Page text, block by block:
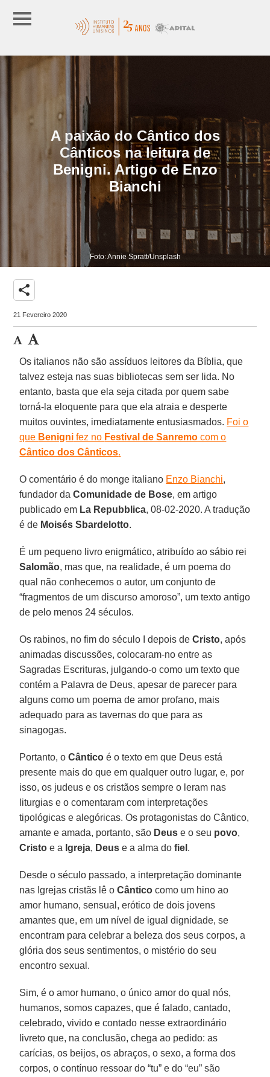
A paixão do Cântico dos
Cânticos na leitura de
Benigni. Artigo de Enzo
Bianchi
Foto: Annie Spratt/Unsplash
share
21 Fevereiro 2020
Os italianos não são assíduos leitores da Bíblia, que
talvez esteja nas suas bibliotecas sem ser lida. No
entanto, basta que ela seja citada por quem sabe
torná-la eloquente para que ela atraia e desperte
muitos ouvintes, imediatamente entusiasmados. Foi o
que Benigni fez no Festival de Sanremo com o
Cântico dos Cânticos.
O comentário é do monge italiano Enzo Bianchi,
fundador daComunidade de Bose, em artigo
publicado em La Repubblica, 08-02-2020. A tradução
é de Moisés Sbardelotto.
É um pequeno livro enigmático, atribuído ao sábio rei
Salomão, mas que, na realidade, é um poema do
qual não conhecemos o autor, um conjunto de
“fragmentos de um discurso amoroso”, um texto antigo
de pelo menos 24 séculos.
Os rabinos, no fim do século I depois deCristo, após
animadas discussões, colocaram-no entre as
Sagradas Escrituras, julgando-o como um texto que
contém a Palavra de Deus, apesar de parecer para
alguns como um poema de amor profano, mais
adequado para as tavernas do que para as
sinagogas.
Portanto, oCântico é o texto em que Deus está
presente mais do que em qualquer outro lugar, e, por
isso, os judeus e os cristãos sempre o leram nas
liturgias e o comentaram com interpretações
tipológicas e alegóricas. Os protagonistas do Cântico,
amante e amada, portanto, são Deus e o seu povo,
Cristo e a Igreja, Deus e a alma dofiel .
Desde o século passado, a interpretação dominante
nas Igrejas cristãs lê oCântico como um hino ao
amor humano, sensual, erótico de dois jovens
amantes que, em um nível de igual dignidade, se
encontram para celebrar a beleza dos seus corpos, a
glória dos seus sentimentos, o mistério do seu
encontro sexual.
Sim, é o amor humano, o único amor do qual nós,
humanos, somos capazes, que é falado, cantado,
celebrado, vivido e contado nesse extraordinário
livreto que, na conclusão, chega ao pedido: as
carícias, os beijos, os abraços, o sexo, a forma dos
corpos, o contínuo ressoar do “tu” e do “eu” são